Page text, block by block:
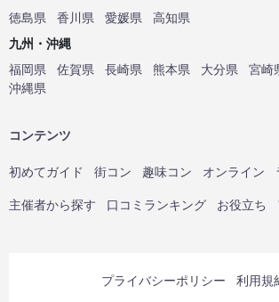
徳島県
香川県 愛媛県
高知県
九州・沖縄
福岡県
佐賀県 長崎県 熊本県 大分県 宮崎
沖縄県
コンテンツ
初めてガイド 街コン 趣味コン オンライン
主催者から探す 口コミランキング お役立ち
プライバシーポリシー 利用規